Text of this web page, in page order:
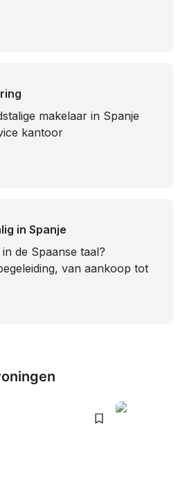
makelaar in Spanje
kantoor
in Spanje
de Spaanse taal?
van aankoop tot